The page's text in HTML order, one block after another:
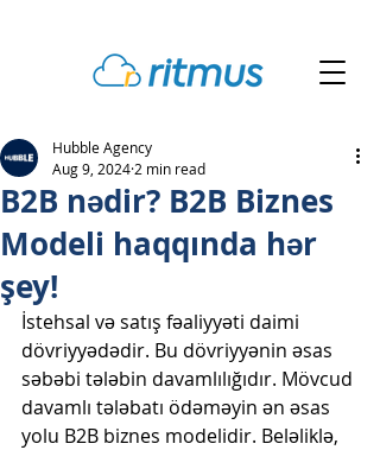
B2B nədir? B2B Biznes
Modeli haqqında hər
şey!
Hubble Agency
Aug 9, 2024 2 min read
İstehsal və satış fəaliyyəti daimi
dövriyyədədir. Bu dövriyyənin əsas
səbəbi tələbin davamlılığıdır. Mövcud
davamlı tələbatı ödəməyin ən əsas
yolu B2B biznes modelidir. Beləliklə,